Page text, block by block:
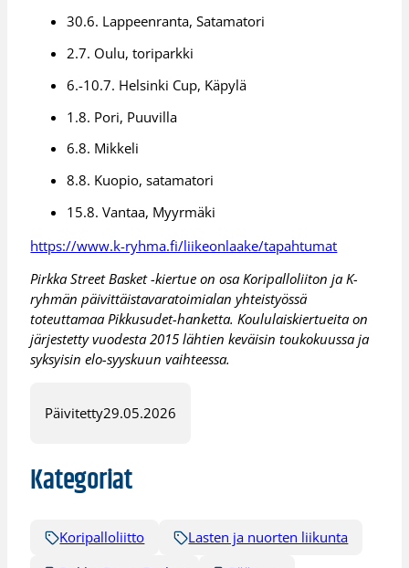
30.6. Lappeenranta, Satamatori
2.7. Oulu, toriparkki
6.-10.7. Helsinki Cup, Käpylä
1.8. Pori, Puuvilla
6.8. Mikkeli
8.8. Kuopio, satamatori
15.8. Vantaa, Myyrmäki
https://www.k-ryhma.fi/liikeonlaake/tapahtumat
Pirkka Street Basket -kiertue on osa Koripalloliiton ja K-
ryhmän päivittäistavaratoimialan yhteistyössä
toteuttamaa Pikkusudet-hanketta. Koululaiskiertueita on
järjestetty vuodesta 2015 lähtien keväisin toukokuussa ja
syksyisin elo-syyskuun vaihteessa.
Päivitetty29.05.2026
Kategoriat
Koripalloliitto
Lasten ja nuorten liikunta